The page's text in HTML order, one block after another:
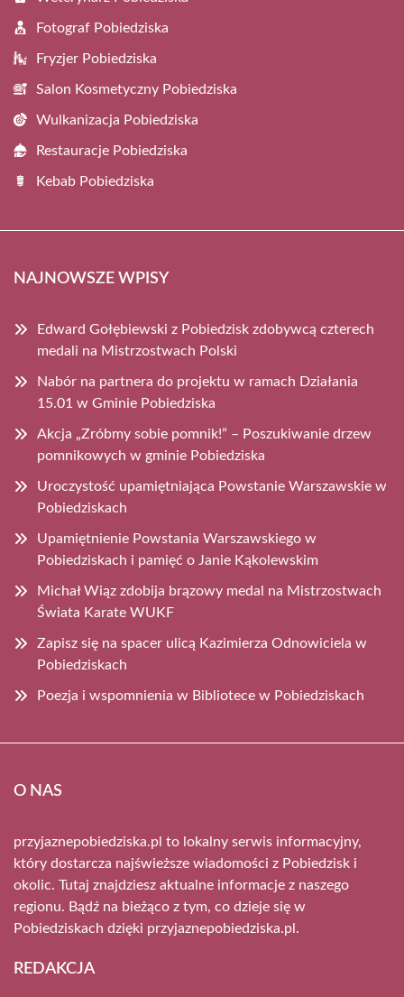
Fotograf Pobiedziska
Fryzjer Pobiedziska
Salon Kosmetyczny Pobiedziska
Wulkanizacja Pobiedziska
Restauracje Pobiedziska
Kebab Pobiedziska
NAJNOWSZE WPISY
Edward Gołębiewski z Pobiedzisk zdobywcą czterech
medali na Mistrzostwach Polski
Nabór na partnera do projektu w ramach Działania
15.01 w Gminie Pobiedziska
Akcja „Zróbmy sobie pomnik!” – Poszukiwanie drzew
pomnikowych w gminie Pobiedziska
Uroczystość upamiętniająca Powstanie Warszawskie w
Pobiedziskach
Upamiętnienie Powstania Warszawskiego w
Pobiedziskach i pamięć o Janie Kąkolewskim
Michał Wiąz zdobija brązowy medal na Mistrzostwach
Świata Karate WUKF
Zapisz się na spacer ulicą Kazimierza Odnowiciela w
Pobiedziskach
Poezja i wspomnienia w Bibliotece w Pobiedziskach
O NAS
przyjaznepobiedziska.pl to lokalny serwis informacyjny,
który dostarcza najświeższe wiadomości z Pobiedzisk i
okolic. Tutaj znajdziesz aktualne informacje z naszego
regionu. Bądź na bieżąco z tym, co dzieje się w
Pobiedziskach dzięki przyjaznepobiedziska.pl.
REDAKCJA